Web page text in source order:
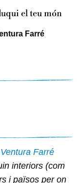
el teu món
Farré
Farré
interiors (com
i països per on